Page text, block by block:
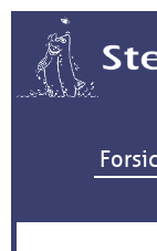
Søg